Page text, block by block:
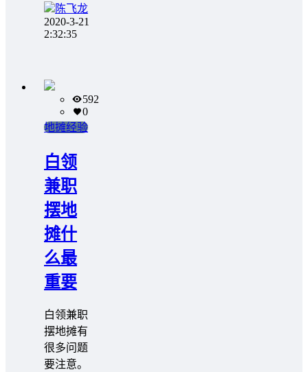
陈飞龙
2020-3-21
2:32:35
592
0
地摊经验
白领
兼职
摆地
摊什
么最
重要
白领兼职
摆地摊有
很多问题
要注意。